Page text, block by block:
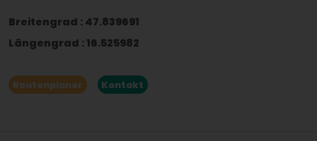
Breitengrad : 47.839691
Längengrad : 16.525982
Routenplaner Kontakt